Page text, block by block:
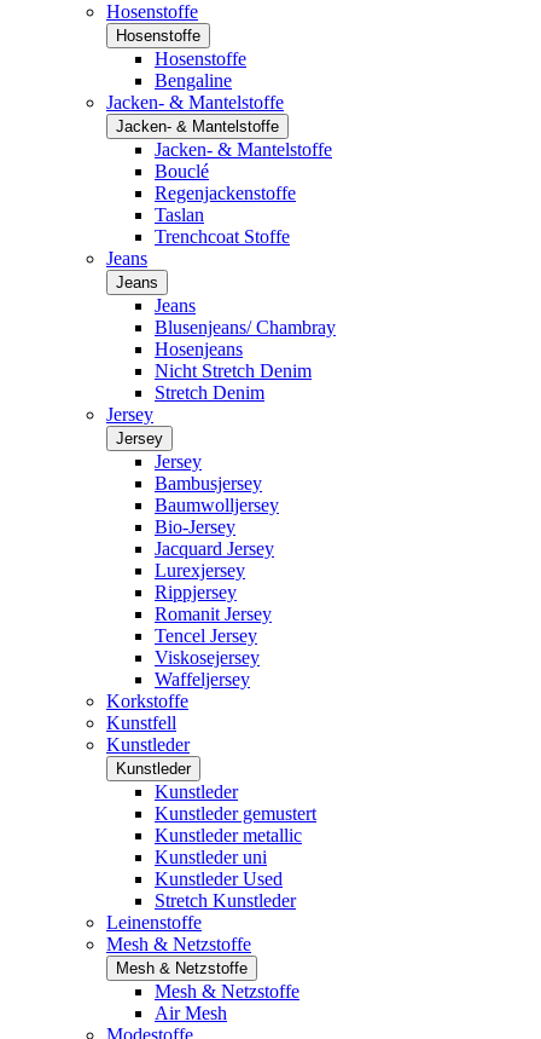
Hosenstoffe
Hosenstoffe
Hosenstoffe
Bengaline
Jacken- & Mantelstoffe
Jacken- & Mantelstoffe
Jacken- & Mantelstoffe
Bouclé
Regenjackenstoffe
Taslan
Trenchcoat Stoffe
Jeans
Jeans
Jeans
Blusenjeans/ Chambray
Hosenjeans
Nicht Stretch Denim
Stretch Denim
Jersey
Jersey
Jersey
Bambusjersey
Baumwolljersey
Bio-Jersey
Jacquard Jersey
Lurexjersey
Rippjersey
Romanit Jersey
Tencel Jersey
Viskosejersey
Waffeljersey
Korkstoffe
Kunstfell
Kunstleder
Kunstleder
Kunstleder
Kunstleder gemustert
Kunstleder metallic
Kunstleder uni
Kunstleder Used
Stretch Kunstleder
Leinenstoffe
Mesh & Netzstoffe
Mesh & Netzstoffe
Mesh & Netzstoffe
Air Mesh
Modestoffe